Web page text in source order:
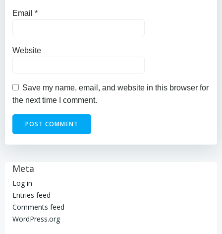
Email *
Website
Save my name, email, and website in this browser for
the next time I comment.
Meta
Log in
Entries feed
Comments feed
WordPress.org